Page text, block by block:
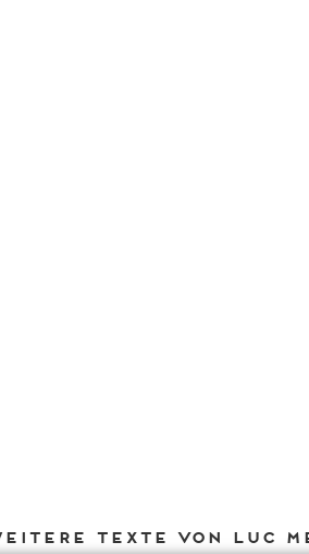
Texte von Luc